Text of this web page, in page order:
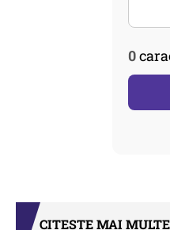
0
CITEȘTE MAI